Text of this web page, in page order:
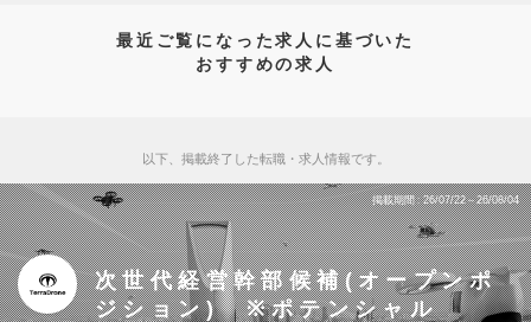
最近ご覧になった求人に基づいた
おすすめの求人
以下、掲載終了した転職・求人情報です。
掲載期間 26/07/22～26/08/04
次世代経営幹部候補(オープンポ
ジション) ※ポテンシャル